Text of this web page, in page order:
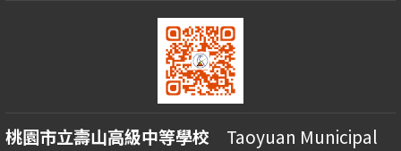
桃園市立壽山高級中等學校 Taoyuan Municipal